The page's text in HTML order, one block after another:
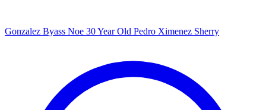
Gonzalez Byass Noe 30 Year Old Pedro Ximenez Sherry